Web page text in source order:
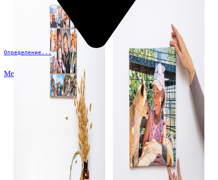
Определение...
Меню